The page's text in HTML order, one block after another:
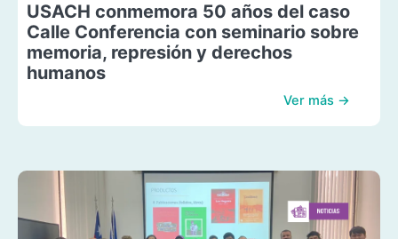
USACH conmemora 50 años del caso
Calle Conferencia con seminario sobre
memoria, represión y derechos
humanos
Ver más →